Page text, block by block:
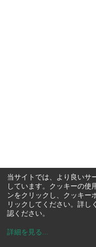
当サイトでは、より良いサ
しています。クッキーの使
ンをクリックし、クッキー
リックしてください。詳し
認ください。
詳細を見る ...